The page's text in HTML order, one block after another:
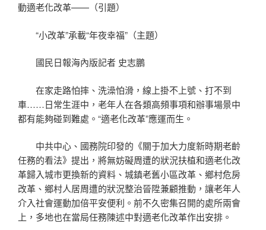
動適老化改革——（引題）
“小改革”承載“年夜幸福”（主題）
國民日報海內版記者 史志鵬
在家走路怕摔、洗澡怕滑，線上掛不上號、打不到
車……日常生涯中，老年人在各類高頻事項和辦事場景中
都有能夠碰到難處。“適老化改革”應運而生。
中共中心、國務院印發的《關于加大力度新時期老齡
任務的看法》提出，將無妨礙周遭的狀況扶植和適老化改
革歸入城市更換新的資料、城鎮老舊小區改革、鄉村危房
改革、鄉村人居周遭的狀況整治晉陞兼顧推動，讓老年人
介入社會運動加倍平安便利。前不久密集召開的處所兩會
上，多地也在當局任務陳述中對適老化改革作出安排。